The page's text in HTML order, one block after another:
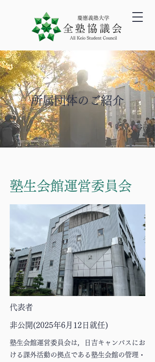
所属団体のご紹介
塾生会館運営委員会
代表者
非公開(2025年6月12日就任)
塾生会館運営委員会は，日吉キャンパスにお
ける課外活動の拠点である塾生会館の管理・